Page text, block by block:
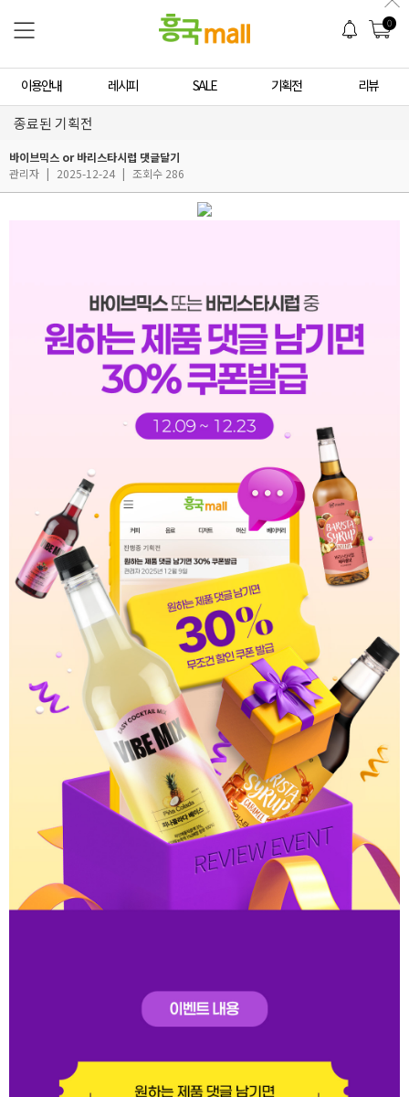
0
이용안내 레시피 SALE 기획전 리뷰
종료된 기획전
바이브믹스 or 바리스타시럽 댓글달기
관리자 | 2025-12-24 | 조회수 286